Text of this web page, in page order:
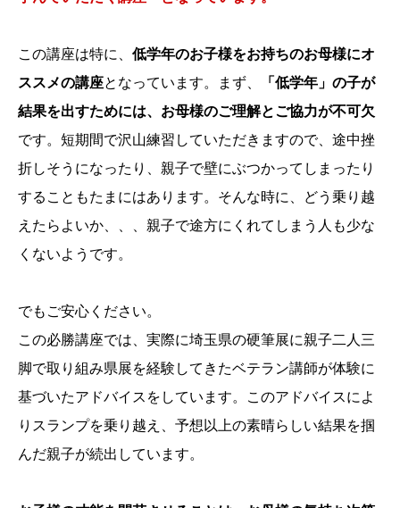
この講座は特に、 低学年のお子様をお持ちのお母様にオ
ススメの講座となっています。まず、
「低学年」の子が
結果を出すためには、お母様のご理解とご協力が不可欠
です。短期間で沢山練習していただきますので、途中挫
折しそうになったり、親子で壁にぶつかってしまったり
することもたまにはあります。そんな時に、どう乗り越
えたらよいか、、、親子で途方にくれてしまう人も少な
くないようです。
でもご安心ください。
この必勝講座では、実際に埼玉県の硬筆展に親子二人三
脚で取り組み県展を経験してきたベテラン講師が体験に
基づいたアドバイスをしています。このアドバイスによ
りスランプを乗り越え、予想以上の素晴らしい結果を掴
んだ親子が続出しています。